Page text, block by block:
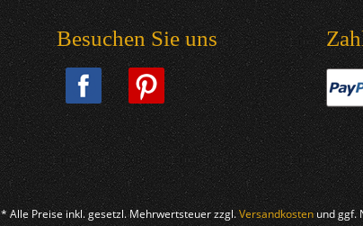
Besuchen Sie uns
* Alle Preise inkl. gesetzl. Mehrwertsteuer zzgl.Versandkostenund ggf.